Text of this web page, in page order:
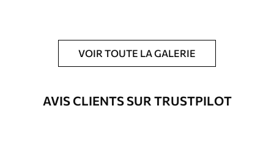
Possibilité d'ajouter un vernis
protecteur pour renforcer la durabilité
du tableau.
Matériaux disponibles
VOIR TOUTE LA GALERIE
AVIS CLIENTS SUR TRUSTPILOT